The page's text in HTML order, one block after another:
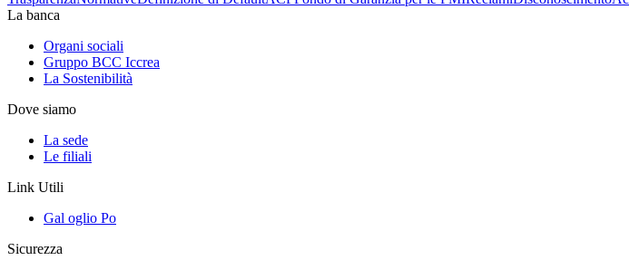
La banca
Organi sociali
Gruppo BCC Iccrea
La Sostenibilità
Dove siamo
La sede
Le filiali
Link Utili
Gal oglio Po
Sicurezza